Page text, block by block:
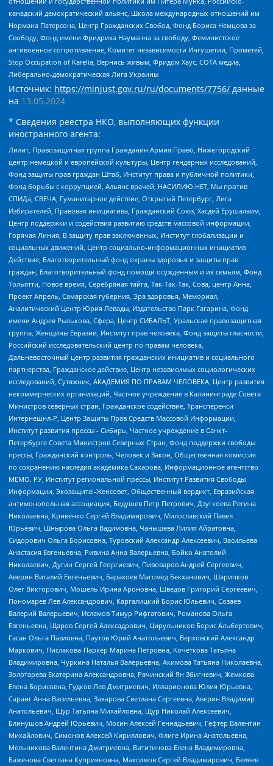
канадский демократический альянс, Школа международных отношений им
Нормана Патерсона, Центр Гражданских Свобод, Фонд Бориса Немцова за
Свободу, Фонд имени Фридриха Науманна за свободу, Феминистское
антивоенное сопротивление, Комитет независимости Ингушетии, Прометей,
Stop Occupation of Karelia, Вернись живым, Фридом Хаус, СОТА медиа,
Либерально-демократическая Лига Украины
Источник: https://minjust.gov.ru/ru/documents/7756/ данные
на 13.05.2024
* Сведения реестра НКО, выполняющих функции
иностранного агента:
Лилит, Правозащитная группа Гражданин.Армия.Право, Нижегородский
центр немецкой и европейской культуры, Центр гендерных исследований,
Фонд защиты прав граждан Штаб, Институт права и публичной политики,
Фонд борьбы с коррупцией, Альянс врачей, НАСИЛИЮ.НЕТ, Мы против
СПИДа, СВЕЧА, Гуманитарное действие, Открытый Петербург, Лига
Избирателей, Правовая инициатива, Гражданский Союз, Хасдей Ерушалаим,
Центр поддержки и содействия развитию средств массовой информации,
Горячая Линия, В защиту прав заключенных, Институт глобализации и
социальных движений, Центр социально-информационных инициатив
Действие, Благотворительный фонд охраны здоровья и защиты прав
граждан, Благотворительный фонд помощи осужденным и их семьям, Фонд
Тольятти, Новое время, Серебряная тайга, Так-Так-Так, Сова, центр Анна,
Проект Апрель, Самарская губерния, Эра здоровья, Мемориал,
Аналитический Центр Юрия Левады, Издательство Парк Гагарина, Фонд
имени Андрея Рылькова, Сфера, Центр СИБАЛЬТ, Уральская правозащитная
группа, Женщины Евразии, Институт прав человека, Фонд защиты гласности,
Российский исследовательский центр по правам человека,
Дальневосточный центр развития гражданских инициатив и социального
партнерства, Гражданское действие, Центр независимых социологических
исследований, Сутяжник, АКАДЕМИЯ ПО ПРАВАМ ЧЕЛОВЕКА, Центр развития
некоммерческих организаций, Частное учреждение в Калининграде Совета
Министров северных стран, Гражданское содействие, Трансперенси
Интернешнл-Р, Центр Защиты Прав Средств Массовой Информации,
Институт развития прессы - Сибирь, Частное учреждение в Санкт-
Петербурге Совета Министров Северных Стран, Фонд поддержки свободы
прессы, Гражданский контроль, Человек и Закон, Общественная комиссия
по сохранению наследия академика Сахарова, Информационное агентство
МЕМО. РУ, Институт региональной прессы, Институт Развития Свободы
Информации, Экозащита!-Женсовет, Общественный вердикт, Евразийская
антимонопольная ассоциация, Бедушев Петр Петрович, Дзугкоева Регина
Николаевна, Кривенко Сергей Владимирович, Милославский Павел
Юрьевич, Шнырова Ольга Вадимовна, Чанышева Лилия Айратовна,
Сидорович Ольга Борисовна, Туровский Александр Алексеевич, Васильева
Анастасия Евгеньевна, Ривина Анна Валерьевна, Бойко Анатолий
Николаевич, Дугин Сергей Георгиевич, Пивоваров Андрей Сергеевич,
Аверин Виталий Евгеньевич, Барахоев Магомед Бекханович, Шарипков
Олег Викторович, Мошель Ирина Ароновна, Шведов Григорий Сергеевич,
Пономарев Лев Александрович, Каргалицкий Борис Юльевич, Созаев
Валерий Валерьевич, Исламов Тимур Рифгатович, Романова Ольга
Евгеньевна, Щаров Сергей Алексадрович, Цирульников Борис Альбертович,
Гасан Ольга Павловна, Паутов Юрий Анатольевич, Верховский Александр
Маркович, Пислакова-Паркер Марина Петровна, Кочеткова Татьяна
Владимировна, Чуркина Наталья Валерьевна, Акимова Татьяна Николаевна,
Золотарева Екатерина Александровна, Рачинский Ян Збигневич, Жемкова
Елена Борисовна, Гудков Лев Дмитриевич, Илларионова Юлия Юрьевна,
Саранг Анна Васильевна, Захарова Светлана Сергеевна, Аверин Владимир
Анатольевич, Щур Татьяна Михайловна, Щур Николай Алексеевич,
Блинушов Андрей Юрьевич, Мосин Алексей Геннадьевич, Гефтер Валентин
Михайлович, Симонов Алексей Кириллович, Флиге Ирина Анатольевна,
Мельникова Валентина Дмитриевна, Вититинова Елена Владимировна,
Баженова Светлана Куприяновна, Максимов Сергей Владимирович, Беляев